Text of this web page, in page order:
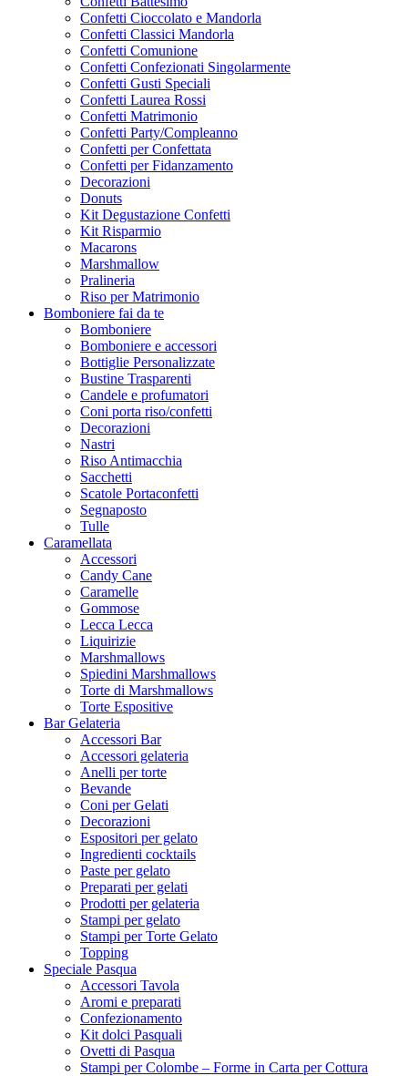
Confetti Cioccolato e Mandorla
Confetti Classici Mandorla
Confetti Comunione
Confetti Confezionati Singolarmente
Confetti Gusti Speciali
Confetti Laurea Rossi
Confetti Matrimonio
Confetti Party/Compleanno
Confetti per Confettata
Confetti per Fidanzamento
Decorazioni
Donuts
Kit Degustazione Confetti
Kit Risparmio
Macarons
Marshmallow
Pralineria
Riso per Matrimonio
Bomboniere fai da te
Bomboniere
Bomboniere e accessori
Bottiglie Personalizzate
Bustine Trasparenti
Candele e profumatori
Coni porta riso/confetti
Decorazioni
Nastri
Riso Antimacchia
Sacchetti
Scatole Portaconfetti
Segnaposto
Tulle
Caramellata
Accessori
Candy Cane
Caramelle
Gommose
Lecca Lecca
Liquirizie
Marshmallows
Spiedini Marshmallows
Torte di Marshmallows
Torte Espositive
Bar Gelateria
Accessori Bar
Accessori gelateria
Anelli per torte
Bevande
Coni per Gelati
Decorazioni
Espositori per gelato
Ingredienti cocktails
Paste per gelato
Preparati per gelati
Prodotti per gelateria
Stampi per gelato
Stampi per Torte Gelato
Topping
Speciale Pasqua
Accessori Tavola
Aromi e preparati
Confezionamento
Kit dolci Pasquali
Ovetti di Pasqua
Stampi per Colombe – Forme in Carta per Cottura